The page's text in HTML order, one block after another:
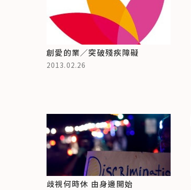
創愛的業／突破殘疾障礙
2013.02.26
歧視何時休 由身邊開始